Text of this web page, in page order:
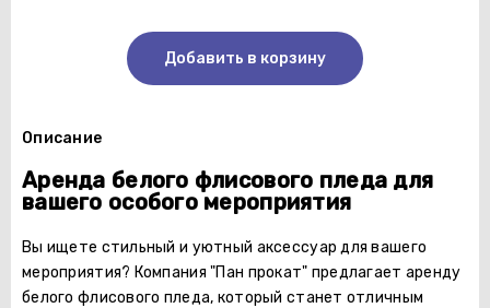
Добавить в корзину
Описание
Аренда белого флисового пледа для
вашего особого мероприятия
Вы ищете стильный и уютный аксессуар для вашего
мероприятия? Компания "Пан прокат" предлагает аренду
белого флисового пледа, который станет отличным